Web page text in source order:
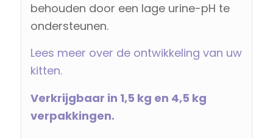
behouden door een lage urine-pH te
ondersteunen.
Lees meer over de ontwikkeling van uw
kitten.
Verkrijgbaar in 1,5 kg en 4,5 kg
verpakkingen.